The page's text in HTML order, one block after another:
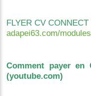
FLYER CV CONNECT
adapei63.com/
Comment payer en
(youtube.com)